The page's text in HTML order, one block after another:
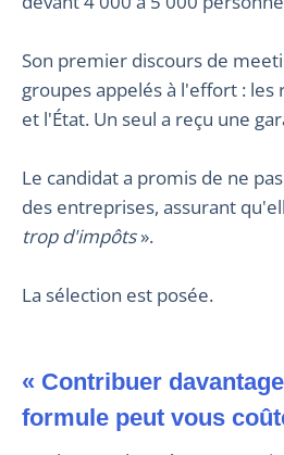
Son premier discours de
groupes appelés à l'effort : les
et l'État. Un seul a reçu une
Le candidat a promis de ne
des entreprises, assurant
trop d'impôts».
La sélection est posée.
« Contribuer
formule peut vous